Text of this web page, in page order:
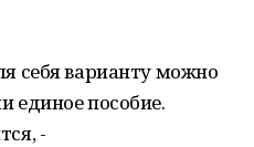
себя варианту можно
единое пособие.
-